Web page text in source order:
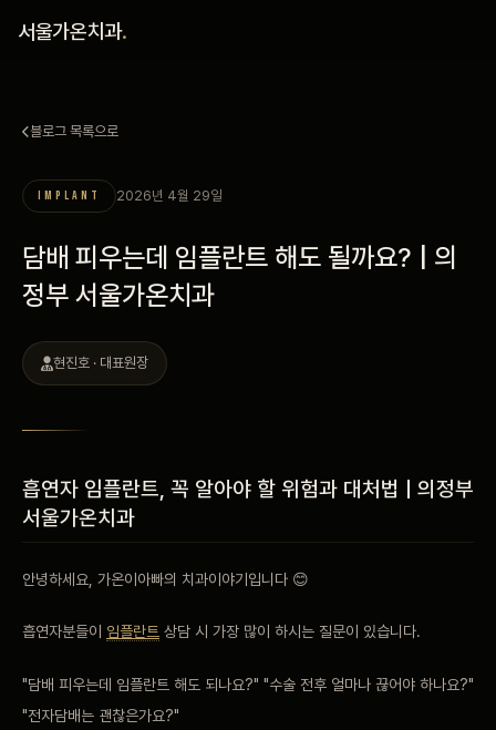
서울가온치과.
커뮤니티
의료진
안내
비포 애프터
공지사항
자주 묻는 질문
블로그 목록으로
IMPLANT 2026년 4월 29일
담배 피우는데 임플란트 해도 될까요? | 의
정부 서울가온치과
현진호 · 대표원장
흡연자 임플란트, 꼭 알아야 할 위험과 대처법 | 의정부
서울가온치과
안녕하세요, 가온이아빠의 치과이야기입니다 😊
흡연자분들이 임플란트 상담 시 가장 많이 하시는 질문이 있습니다.
"담배 피우는데 임플란트 해도 되나요?" "수술 전후 얼마나 끊어야 하나요?"
"전자담배는 괜찮은가요?"